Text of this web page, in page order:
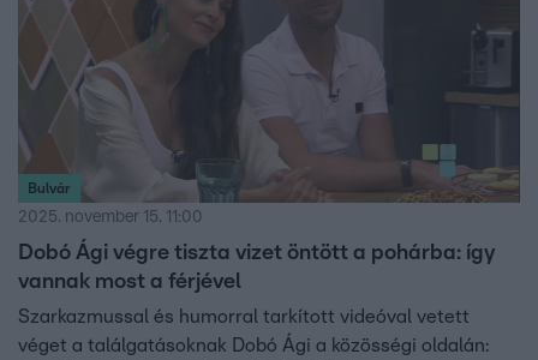
Bulvár
2025. november 15. 11:00
Dobó Ági végre tiszta vizet öntött a pohárba: így
vannak most a férjével
Szarkazmussal és humorral tarkított videóval vetett
véget a találgatásoknak Dobó Ági a közösségi oldalán: